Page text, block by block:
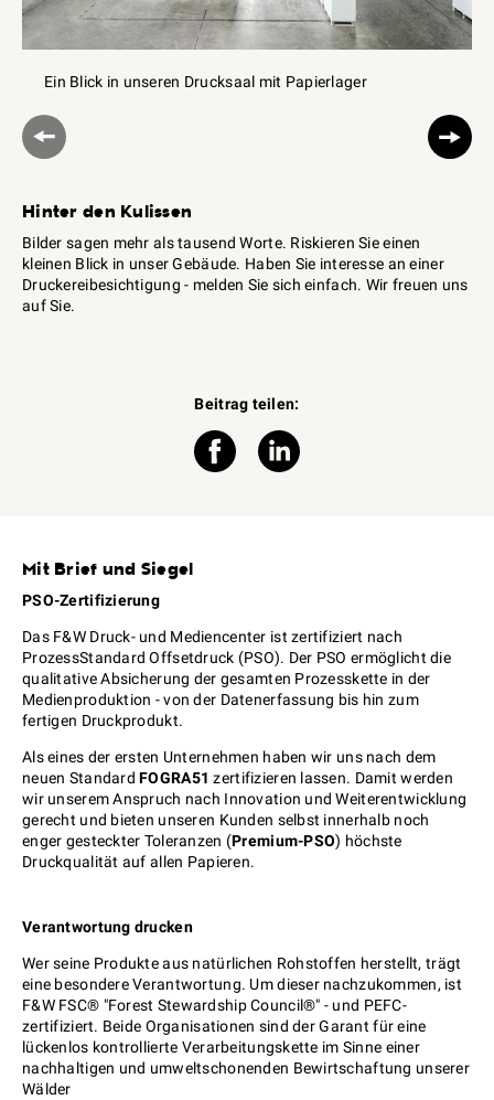
Ein Blick in unseren Drucksaal mit Papierlager
Hinter den Kulissen
Bilder sagen mehr als tausend Worte. Riskieren Sie einen
kleinen Blick in unser Gebäude. Haben Sie interesse an einer
Druckereibesichtigung - melden Sie sich einfach. Wir freuen uns
auf Sie.
Beitrag teilen:
Mit Brief und Siegel
PSO-Zertifizierung
Das F&W Druck- und Mediencenter ist zertifiziert nach
ProzessStandard Offsetdruck (PSO). Der PSO ermöglicht die
qualitative Absicherung der gesamten Prozesskette in der
Medienproduktion - von der Datenerfassung bis hin zum
fertigen Druckprodukt.
Als eines der ersten Unternehmen haben wir uns nach dem
neuen StandardFOGRA51 zertifizieren lassen. Damit werden
wir unserem Anspruch nach Innovation und Weiterentwicklung
gerecht und bieten unseren Kunden selbst innerhalb noch
enger gesteckter Toleranzen (Premium-PSO) höchste
Druckqualität auf allen Papieren.
Verantwortung drucken
Wer seine Produkte aus natürlichen Rohstoffen herstellt, trägt
eine besondere Verantwortung. Um dieser nachzukommen, ist
F&W FSC® "Forest Stewardship Council®" - und PEFC-
zertifiziert. Beide Organisationen sind der Garant für eine
lückenlos kontrollierte Verarbeitungskette im Sinne einer
nachhaltigen und umweltschonenden Bewirtschaftung unserer
Wälder